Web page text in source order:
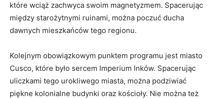
które⁣ wciąż ⁤zachwyca swoim magnetyzmem.⁢ Spacerując​
między‌ starożytnymi ‌ruinami, można poczuć ⁢ducha
dawnych ​mieszkańców tego regionu.
Kolejnym obowiązkowym punktem⁢ programu⁣ jest miasto
‍Cusco, ⁢które było ‌sercem Imperium⁤ Inków. Spacerując‌
uliczkami tego urokliwego miasta, można ‍podziwiać
piękne kolonialne budynki oraz kościoły. Nie można‌ też